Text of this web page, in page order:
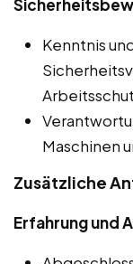
Kenntnis
Maschinen
Zusätzliche
Erfahrung und